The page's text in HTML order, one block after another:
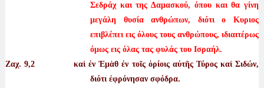
Σεδράχ και της Δαμασκού, όπου και θα γίνη
μεγάλη θυσία ανθρώπων, διότι ο Κυριος
επιβλέπει εις όλους τους ανθρώπους, ιδιαιτέρως
όμως εις όλας τας φυλάς του Ισραήλ.
Ζαχ. 9,2 καὶ ἐν Ἐμὰθ ἐν τοῖς ὁρίοις αὐτῆς Τύρος καὶ Σιδών,
διότι ἐφρόνησαν σφόδρα.